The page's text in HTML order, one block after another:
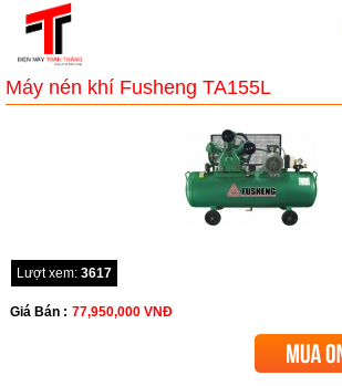
Máy nén khí Fusheng TA155L
Lượt xem: 3617
Giá Bán : 77,950,000 VNĐ